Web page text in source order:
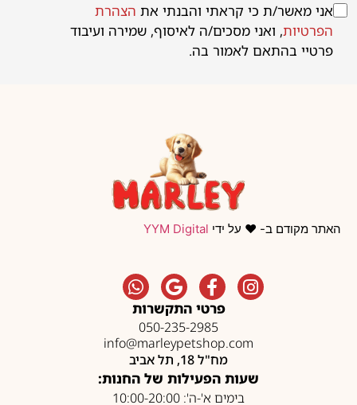
אני מאשר/ת כי קראתי והבנתי את הצהרת
הפרטיות, ואני מסכים/ה לאיסוף, שמירה ועיבוד
פרטיי בהתאם לאמור בה.
האתר מקודם ב- ❤️ על ידי YYM Digital
פרטי התקשרות
050-235-2985
info@marleypetshop.com
מח"ל 18, תל אביב
שעות הפעילות של החנות:
בימים א'-ה': 10:00-20:00